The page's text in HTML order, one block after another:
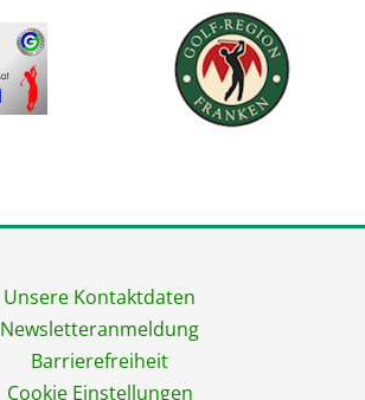
Unsere Kontaktdaten
Newsletteranmeldung
Barrierefreiheit
Cookie Einstellungen